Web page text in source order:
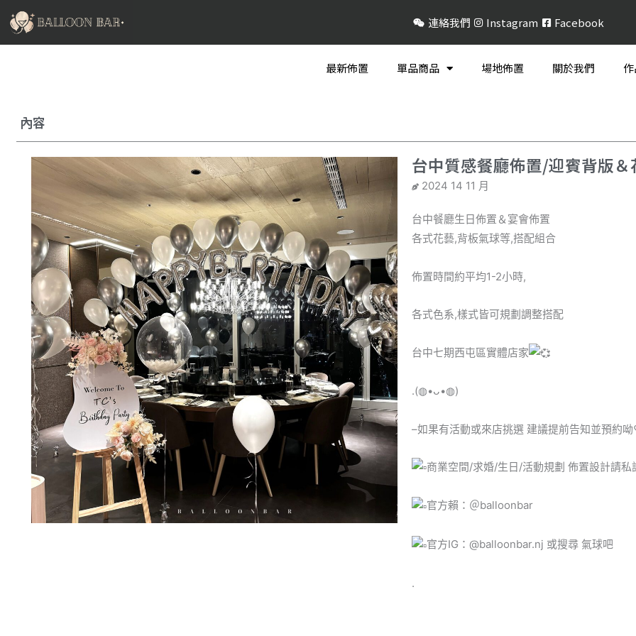
主
連絡我們 Instagram Facebook
最新佈置 單品商品 場地佈置 關於我們
內容
台中質感餐廳佈置/迎賓背版＆
2024 14 11 月
台中餐廳生日佈置＆宴會佈置
各式花藝,背板氣球等,搭配組合
佈置時間約平均1-2小時,
各式色系,樣式皆可規劃調整搭配
台中七期西屯區實體店家
.(◍•ᴗ•◍)
–如果有活動或來店挑選 建議提前告知並預約
商業空間/求婚/生日/活動規劃 佈置設計請私
官方賴：＠balloonbar
官方IG：@balloonbar.nj 或搜尋 氣球吧
.